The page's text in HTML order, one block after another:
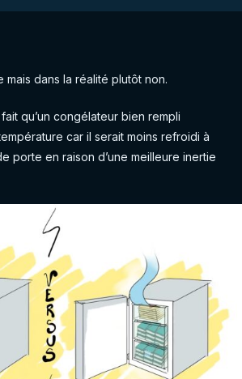
dans la réalité plutôt non.
qu’un congélateur bien rempli
car il serait moins refroidi à
porte en raison d’une meilleure inertie